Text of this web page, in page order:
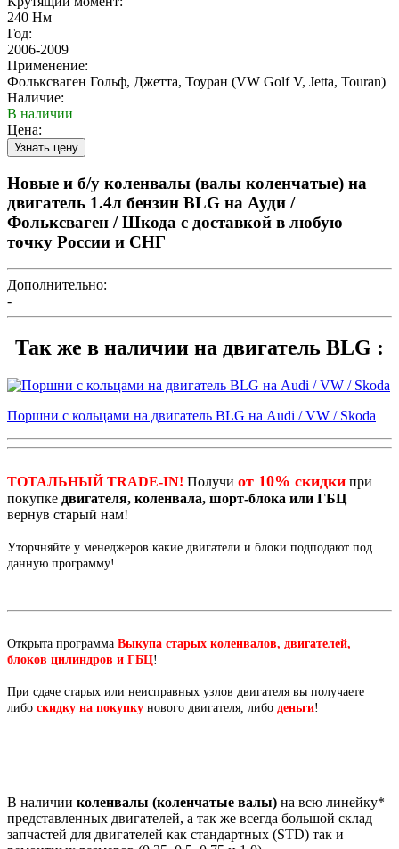
240 Нм
Год:
2006-2009
Применение:
Фольксваген Гольф, Джетта, Тоуран (VW Golf V, Jetta, Touran)
Наличие:
В наличии
Цена:
Новые и б/у коленвалы (валы коленчатые) на
двигатель 1.4л бензин BLG на Ауди /
Фольксваген / Шкода с доставкой в любую
точку России и СНГ
Дополнительно:
-
Так же в наличии на двигатель BLG :
Поршни с кольцами на двигатель BLG на Audi / VW / Skoda
ТОТАЛЬНЫЙ TRADE-IN! Получи от 10% скидки при
покупке двигателя, коленвала, шорт-блока или ГБЦ
вернув старый нам!
Уторчняйте у менеджеров какие двигатели и блоки подподают под
данную программу!
Открыта программа Выкупа старых коленвалов, двигателей,
блоков цилиндров и ГБЦ!
При сдаче старых или неисправных узлов двигателя вы получаете
либо скидку на покупку нового двигателя, либо деньги!
В наличии коленвалы (коленчатые валы) на всю линейку*
представленных двигателей, а так же всегда большой склад
запчастей для двигателей как стандартных (STD) так и